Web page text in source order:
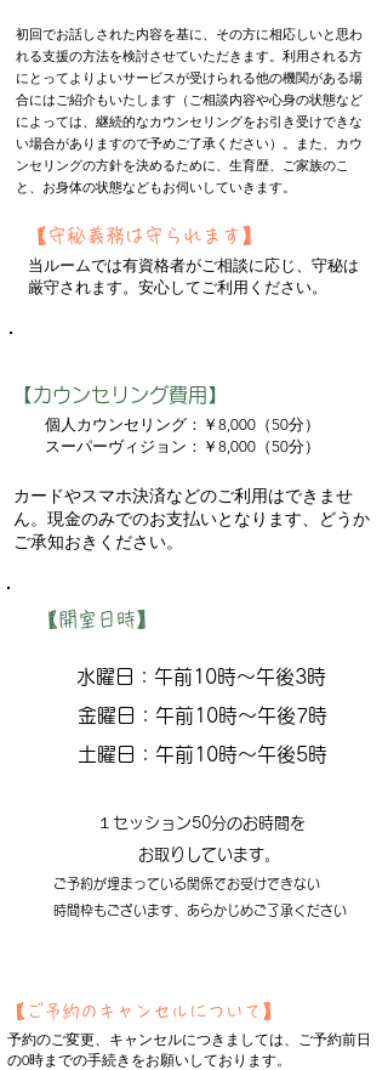
初回でお話しされた内容を基に、その方に相応しいと思わ
れる支援の方法を検討させていただきます。利用される方
にとってよりよいサービスが受けられる他の機関がある場
合にはご紹介もいたします（ご相談内容や心身の状態など
によっては、継続的なカウンセリングをお引き受けできな
い場合がありますので予めご了承ください）。また、カウ
ンセリングの方針を決めるために、生育歴、ご家族のこ
と、お身体の状態などもお伺いしていきます。
【守秘義務は守られます】
当ルームでは有資格者がご相談に応じ、守秘は
厳守されます。安心してご利用ください。
【カウンセリング費用】
個人カウンセリング：￥8,000（50分）
​ スーパーヴィジョン：￥8,000（50分）
カードやスマホ決済などのご利用はできませ
ん。現金のみでのお支払いとなります、どうか
ご承知おきください。
【開室日時】
水曜日：午前10時～午後3時
金曜日：午前10時～午後7時
土曜日： 午前10時～午後5時
１セッション50分のお時間を
お取りしています。
ご予約が埋まっている関係でお受けできない
時間枠もございます、あらかじめご了承ください
【ご予約のキャンセルについて】
予約のご変更、キャンセルにつきましては、ご予約前日
の0時までの手続きをお願いしております。